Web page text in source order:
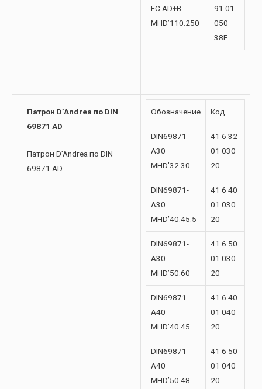
FC AD+B
MHD’110.250
91 01
050
38F
Патрон D’Andrea по DIN
69871 AD
Патрон D’Andrea по DIN
69871 AD
Обозначение Код
DIN69871-
A30
MHD’32.30
41 6 32
01 030
20
DIN69871-
A30
MHD’40.45.5
41 6 40
01 030
20
DIN69871-
A30
MHD’50.60
41 6 50
01 030
20
DIN69871-
A40
MHD’40.45
41 6 40
01 040
20
DIN69871-
A40
MHD’50.48
41 6 50
01 040
20